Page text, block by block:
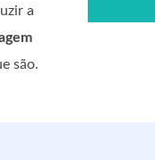
a
são.